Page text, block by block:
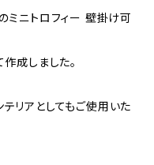
ミニトロフィー 壁掛け可
成しました。
リアとしてもご使用いた